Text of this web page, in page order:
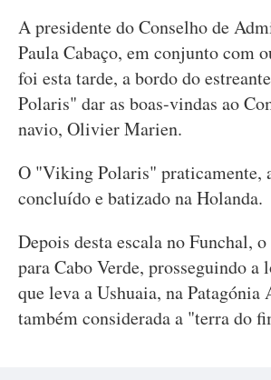
A presidente do Conselho de
Paula Cabaço, em conjunto com
foi esta tarde, a bordo do
Polaris" dar as boas-vindas ao
navio, Olivier Marien.
O "Viking Polaris" praticamente,
concluído e batizado na Holanda.
Depois desta escala no Funchal,
para Cabo Verde, prosseguindo a
que leva a Ushuaia, na Patagónia
também considerada a "terra do